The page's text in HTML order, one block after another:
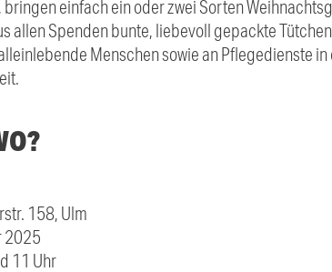
einfach ein oder zwei Sorten
allen Spenden bunte, liebevoll gepackte
Menschen sowie an Pflegedienste
158, Ulm
2025
11 Uhr